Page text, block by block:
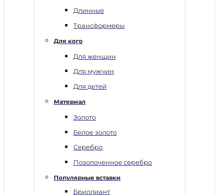
Длинные
Трансформеры
Для кого
Для женщин
Для мужчин
Для детей
Материал
Золото
Белое золото
Серебро
Позолоченное серебро
Популярные вставки
Бриллиант